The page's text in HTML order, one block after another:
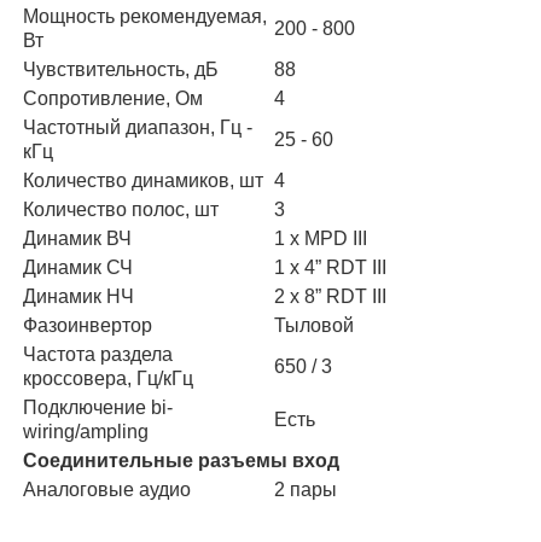
Мощность рекомендуемая,
Вт
200 - 800
Чувствительность, дБ
88
Сопротивление, Ом
4
Частотный диапазон, Гц -
кГц
25 - 60
Количество динамиков, шт 4
Количество полос, шт
3
Динамик ВЧ
1 x MPD III
Динамик СЧ
1 x 4” RDT III
Динамик НЧ
2 x 8” RDT III
Фазоинвертор
Тыловой
Частота раздела
кроссовера, Гц/кГц
650 / 3
Подключение bi-
wiring/ampling
Есть
Соединительные разъемы вход
Аналоговые аудио
2 пары